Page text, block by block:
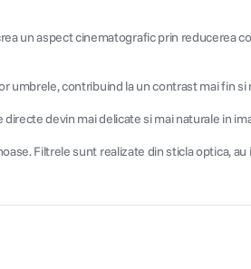
un aspect cinematografic prin reducerea
umbrele, contribuind la un contrast mai fin si
devin mai delicate si mai naturale in
Filtrele sunt realizate din sticla optica, au